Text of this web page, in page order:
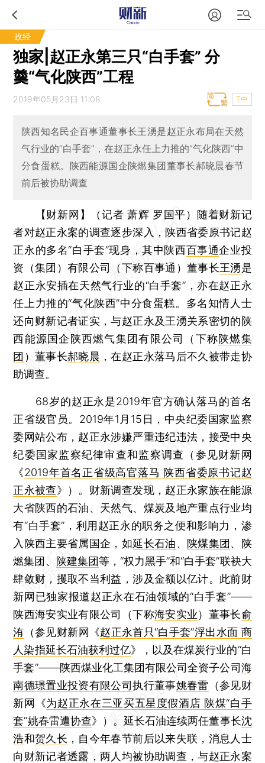
政经
独家|赵正永第三只“白手套” 分
羹“气化陕西”工程
2019年05月23日 11:08 T中
陕西知名民企百事通董事长王湧是赵正永布局在天然
气行业的“白手套”，在赵正永任上力推的“气化陕西”中
分食蛋糕。陕西能源国企陕燃集团董事长郝晓晨春节
前后被协助调查
【财新网】（记者 萧辉 罗国平） 随着财新记
者对赵正永案的调查逐步深入，陕西省委原书记赵
正永的多名“白手套”现身，其中陕西百事通企业投
资（集团）有限公司（下称百事通）董事长王湧是
赵正永安插在天然气行业的“白手套”，亦在赵正永
任上力推的“气化陕西”中分食蛋糕。多名知情人士
还向财新记者证实，与赵正永及王湧关系密切的陕
西能源国企陕西燃气集团有限公司（下称陕燃集
团 ）董事长郝晓晨 ，在赵正永落马后不久被带走协
助调查。
68岁的赵正永是2019年官方确认落马的首名
正省级官员。2019年1月15日，中央纪委国家监察
委网站公布，赵正永涉嫌严重违纪违法，接受中央
纪委国家监察纪律审查和监察调查（参见财新网
《2019年首名正省级高官落马 陕西省委原书记赵
正永被查》）。财新调查发现，赵正永家族在能源
大省陕西的石油、天然气、煤炭及地产重点行业均
有“白手套”，利用赵正永的职务之便和影响力，渗
入陕西主要省属国企，如延长石油、 陕煤集团 、陕
燃集团、 陕建集团等，“权力黑手”和“白手套”联袂大
肆敛财，攫取不当利益，涉及金额以亿计。此前财
新网已独家报道赵正永在石油领域的“白手套”——
陕西海安实业有限公司（下称海安实业）董事长俞
洧 （参见财新网《赵正永首只“白手套”浮出水面 商
人染指延长石油获利过亿》，以及在煤炭行业的“白
手套”——陕西煤业化工集团有限公司全资子公司海
南德璟置业投资有限公司执行董事姚春雷 （参见财
新网《为赵正永在三亚买五星度假酒店 陕煤“白手
套”姚春雷遭协查》）。延长石油连续两任董事长沈
浩和贺久长 ，自今年春节前后以来失联，消息人士
向财新记者透露，两人均被协助调查，与赵正永案